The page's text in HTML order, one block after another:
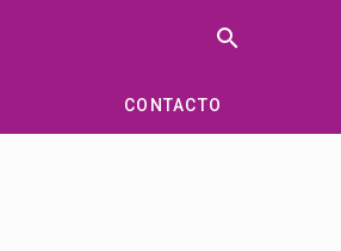
search
CONTACTO